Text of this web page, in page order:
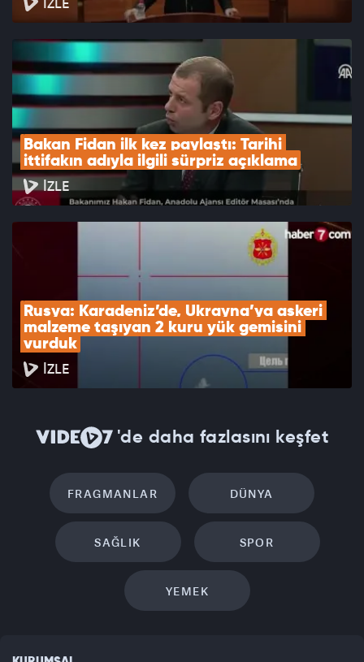
Bakan Fidan ilk kez paylaştı: Tarihi
ittifakın adıyla ilgili sürpriz açıklama
İZLE
Rusya: Karadeniz’de, Ukrayna’ya askeri
malzeme taşıyan 2 kuru yük gemisini
vurduk
İZLE
'de daha fazlasını keşfet
FRAGMANLAR DÜNYA
SAĞLIK SPOR
YEMEK